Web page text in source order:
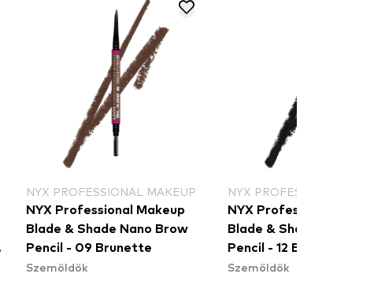
NYX PROFESSIONAL MAKEUP
NYX Professional Makeup
Blade & Shade Nano Brow
Pencil - 09 Brunette
Szemöldök
NYX PROFESSIONAL
NYX Professional
Blade & Shade Nano
Pencil - 12 Black
Szemöldök